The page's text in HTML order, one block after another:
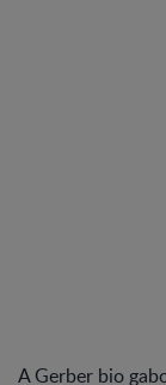
A Gerber bio